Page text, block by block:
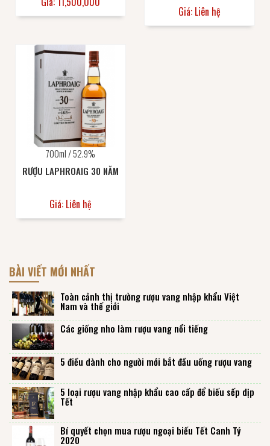
Giá: Liên hệ
700ml / 52.9%
RƯỢU LAPHROAIG 30 NĂM
Giá: Liên hệ
BÀI VIẾT MỚI NHẤT
Toàn cảnh thị trường rượu vang nhập khẩu Việt
Nam và thế giới
Các giống nho làm rượu vang nổi tiếng
5 điều dành cho người mới bắt đầu uống rượu vang
5 loại rượu vang nhập khẩu cao cấp để biếu sếp dịp
Tết
Bí quyết chọn mua rượu ngoại biếu Tết Canh Tý
2020